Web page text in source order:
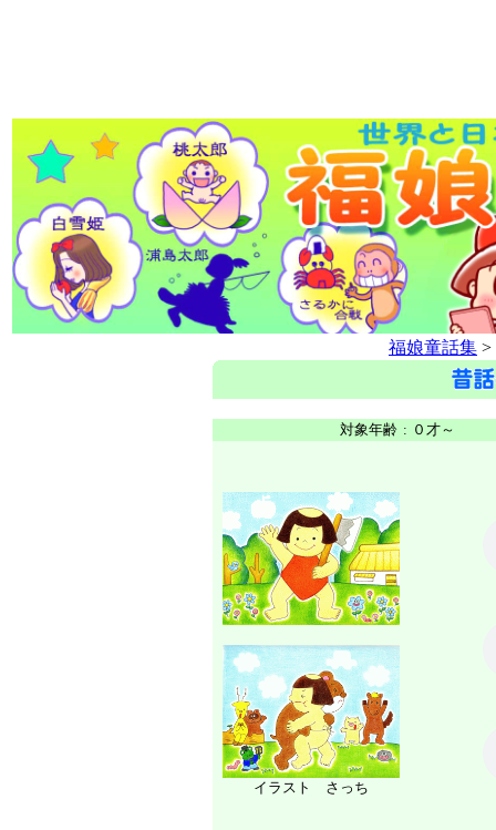
福娘童話集 >
対象年齢 : ０才～
イラスト さっち